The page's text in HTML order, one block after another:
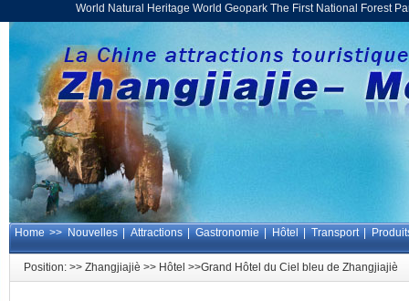
World Natural Heritage World Geopark The First National
Home>> Nouvelles| Attractions| Gastronomie| Hôtel| Transport|
Position: >> Zhangjiajiè >> Hôtel >>Grand Hôtel du Ciel bleu de Zhangjiajiè